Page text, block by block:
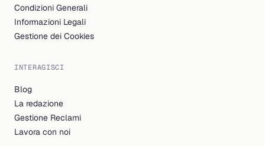
Condizioni Generali
Informazioni Legali
Gestione dei Cookies
INTERAGISCI
Blog
La redazione
Gestione Reclami
Lavora con noi